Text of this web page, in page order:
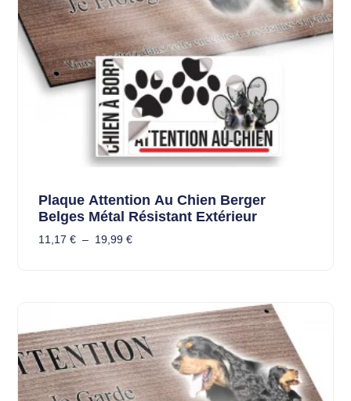
Plaque Attention Au Chien Berger
Belges Métal Résistant Extérieur
11,17 € – 19,99 €